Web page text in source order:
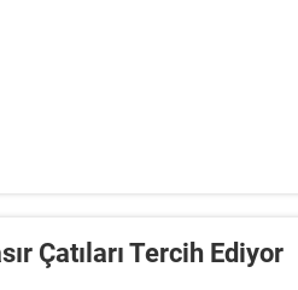
Çatıları Tercih Ediyor